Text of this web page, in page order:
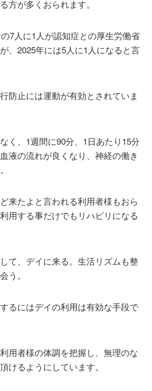
方が多くおられます。
7人に1人が認知症との厚生労働省
、2025年には5人に1人になると言
防止には運動が有効とされていま
く、1週間に90分、1日あたり15分
液の流れが良くなり、神経の働き
来たよと言われる利用者様もおら
用する事だけでもリハビリになる
て、デイに来る。生活リズムも整
う。
るにはデイの利用は有効な手段で
用者様の体調を把握し、無理のな
けるようにしています。